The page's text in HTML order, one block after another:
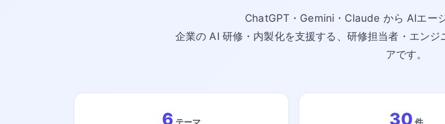
ChatGPT・Gemini・Claude から AIエー
企業の AI 研修・内製化を支援する、研修担当者・エン
アです。
6 テーマ 30 件